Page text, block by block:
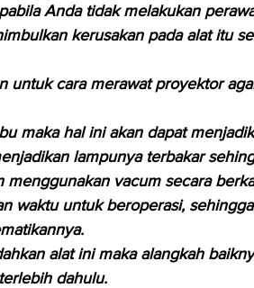
Anda tidak melakukan
kerusakan pada alat itu
untuk cara merawat proyektor
maka hal ini akan dapat
lampunya terbakar
vacum secara
waktu untuk beroperasi,
alat ini maka alangkah
dahulu.